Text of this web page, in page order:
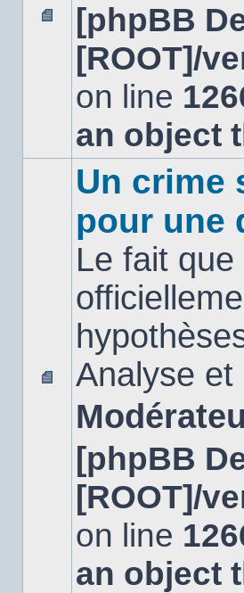
Aucun
message
non
[phpBB
[ROOT]/
on line
an object
message
non
lu
Un crime
pour une
Le fait
Analyse
[phpBB
[ROOT]/
on line
an object